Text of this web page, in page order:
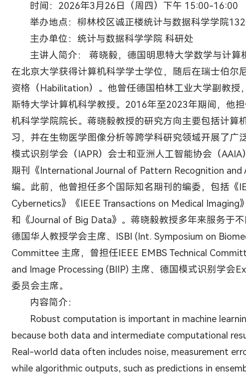
时间：2026年3月26日（周四）下午 15:00-16:00
举办地点：柳林校区诚正楼统计与数据科学学院
主办单位：统计与数据科学学院 科研处
主讲人简介： 蒋晓毅，德国明思特大学数学与计算
在北京大学获得计算机科学学士学位，随后在瑞士伯尔
资格（Habilitation）。他曾任德国柏林工业大学副教授
斯特大学计算机科学教授。2016年至2023年期间，他
机科学学院院长。蒋晓毅教授的研究方向主要包括计算
习，并在生物医学图像分析等跨学科研究领域开展了广
模式识别学会（IAPR）会士和亚洲人工智能协会（
期刊《International Journal of Pattern Recognition and
编。此前，他曾担任多个国际知名期刊的编委，包括《
Cybernetics》《IEEE Transactions on Medical Imaging
和《Journal of Big Data》。蒋晓毅教授多年来服务于
德国华人教授学会主席、ISBI (Int. Symposium on
Committee 主席，曾担任IEEE EMBS Technical
and Image Processing (BIIP) 主席、德国模式识别学会
委员会主席。
内容简介：
Robust computation is important in machine
because both data and intermediate computational
Real-world data often includes noise, measurement
while algorithmic outputs, such as predictions in